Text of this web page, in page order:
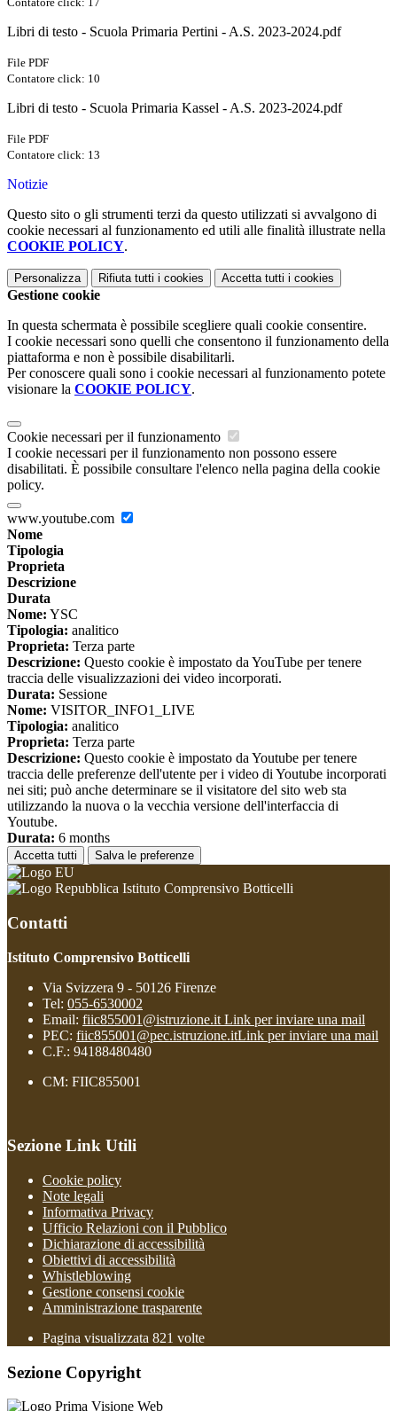
Libri di testo - Scuola Primaria Pertini - A.S. 2023-2024.pdf
File PDF
Contatore click: 10
Libri di testo - Scuola Primaria Kassel - A.S. 2023-2024.pdf
File PDF
Contatore click: 13
Notizie
Questo sito o gli strumenti terzi da questo utilizzati si avvalgono di
cookie necessari al funzionamento ed utili alle finalità illustrate nella
COOKIE POLICY.
Personalizza Rifiuta tutti i cookies Accetta tutti i cookies
Gestione cookie
In questa schermata è possibile scegliere quali cookie consentire.
I cookie necessari sono quelli che consentono il funzionamento della
piattaforma e non è possibile disabilitarli.
Per conoscere quali sono i cookie necessari al funzionamento potete
visionare la COOKIE POLICY.
Cookie necessari per il funzionamento
I cookie necessari per il funzionamento non possono essere
disabilitati. È possibile consultare l'elenco nella pagina della cookie
policy.
www.youtube.com
Nome
Tipologia
Proprieta
Descrizione
Durata
Nome: YSC
Tipologia: analitico
Proprieta: Terza parte
Descrizione: Questo cookie è impostato da YouTube per tenere
traccia delle visualizzazioni dei video incorporati.
Durata: Sessione
Nome: VISITOR_INFO1_LIVE
Tipologia: analitico
Proprieta: Terza parte
Descrizione: Questo cookie è impostato da Youtube per tenere
traccia delle preferenze dell'utente per i video di Youtube incorporati
nei siti; può anche determinare se il visitatore del sito web sta
utilizzando la nuova o la vecchia versione dell'interfaccia di
Youtube.
Durata: 6 months
Accetta tutti Salva le preferenze
Istituto Comprensivo Botticelli
Contatti
Istituto Comprensivo Botticelli
Via Svizzera 9 - 50126 Firenze
Tel: 055-6530002
Email: fiic855001@istruzione.it Link per inviare una mail
PEC: fiic855001@pec.istruzione.itLink per inviare una mail
C.F.: 94188480480
CM: FIIC855001
Sezione Link Utili
Cookie policy
Note legali
Informativa Privacy
Ufficio Relazioni con il Pubblico
Dichiarazione di accessibilità
Obiettivi di accessibilità
Whistleblowing
Gestione consensi cookie
Amministrazione trasparente
Pagina visualizzata 821 volte
Sezione Copyright